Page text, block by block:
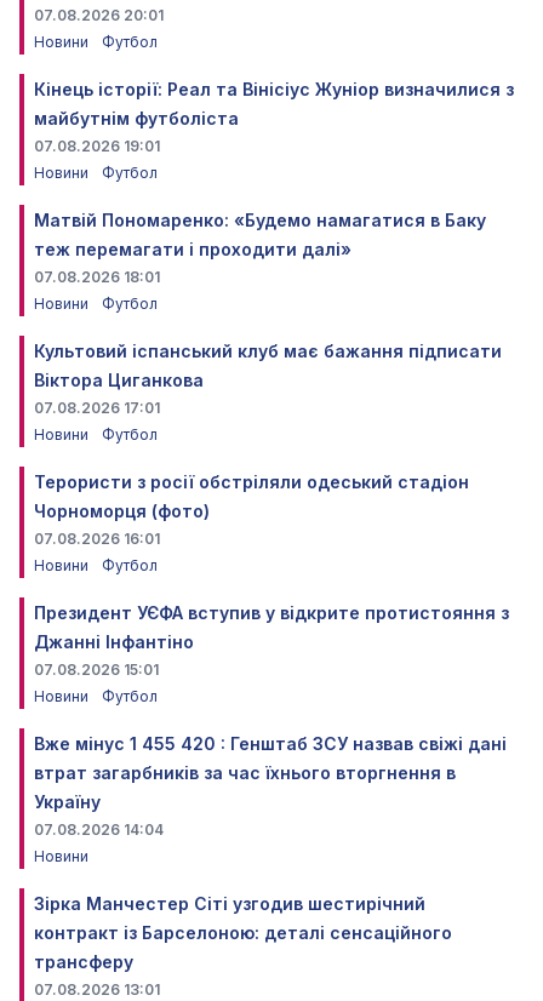
07.08.2026 20:01
Новини
Футбол
Кінець історії: Реал та Вінісіус Жуніор визначилися з
майбутнім футболіста
07.08.2026 19:01
Новини
Футбол
Матвій Пономаренко: «Будемо намагатися в Баку
теж перемагати і проходити далі»
07.08.2026 18:01
Новини
Футбол
Культовий іспанський клуб має бажання підписати
Віктора Циганкова
07.08.2026 17:01
Новини
Футбол
Терористи з росії обстріляли одеський стадіон
Чорноморця (фото)
07.08.2026 16:01
Новини
Футбол
Президент УЄФА вступив у відкрите протистояння з
Джанні Інфантіно
07.08.2026 15:01
Новини
Футбол
Вже мінус 1 455 420 : Генштаб ЗСУ назвав свіжі дані
втрат загарбників за час їхнього вторгнення в
Україну
07.08.2026 14:04
Новини
Зірка Манчестер Сіті узгодив шестирічний
контракт із Барселоною: деталі сенсаційного
трансферу
07.08.2026 13:01